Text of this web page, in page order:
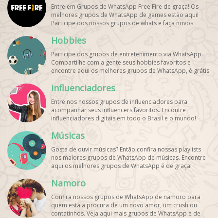
Entre em Grupos de WhatsApp Free Fire de graça! Os
melhores grupos de WhatsApp de games estão aqui!
Participe dos nossos grupos de whats e faça novos
Hobbies
Participe dos grupos de entretenimento via WhatsApp.
Compartilhe com a gente seus hobbies favoritos e
encontre aqui os melhores grupos de WhatsApp, é grátis
influenciadores
Entre nos nossos grupos de influenciadores para
acompanhar seus influencers favoritos. Encontre
influenciadores digitais em todo o Brasil e o mundo!
Músicas
Gosta de ouvir músicas? Então confira nossas playlists
nos maiores grupos de WhatsApp de músicas. Encontre
aqui os melhores grupos de WhatsApp é de graça!
Namoro
Confira nossos grupos de WhatsApp de namoro para
quem está a procura de um novo amor, um crush ou
contatinhos. Veja aqui mais grupos de WhatsApp é de